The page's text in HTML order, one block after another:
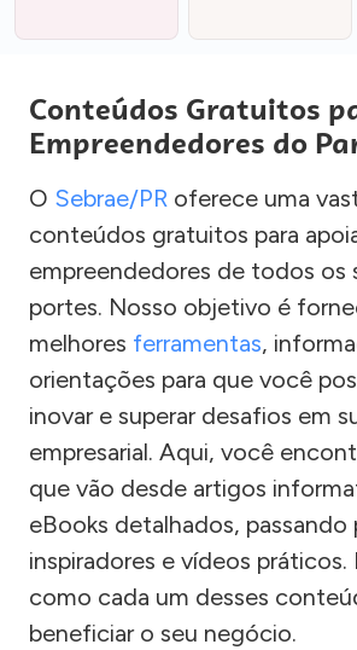
Conteúdos Gratuitos
Empreendedores do
O Sebrae/PR oferece uma
conteúdos gratuitos para
empreendedores de todos os
portes. Nosso objetivo é
melhores ferramentas,
orientações para que você
inovar e superar desafios em
empresarial. Aqui, você
que vão desde artigos
eBooks detalhados,
inspiradores e vídeos práticos.
como cada um desses
beneficiar o seu negócio.